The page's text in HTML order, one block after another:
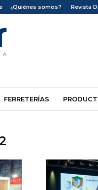
¿Quiénes somos? Revista
FERRETERÍAS